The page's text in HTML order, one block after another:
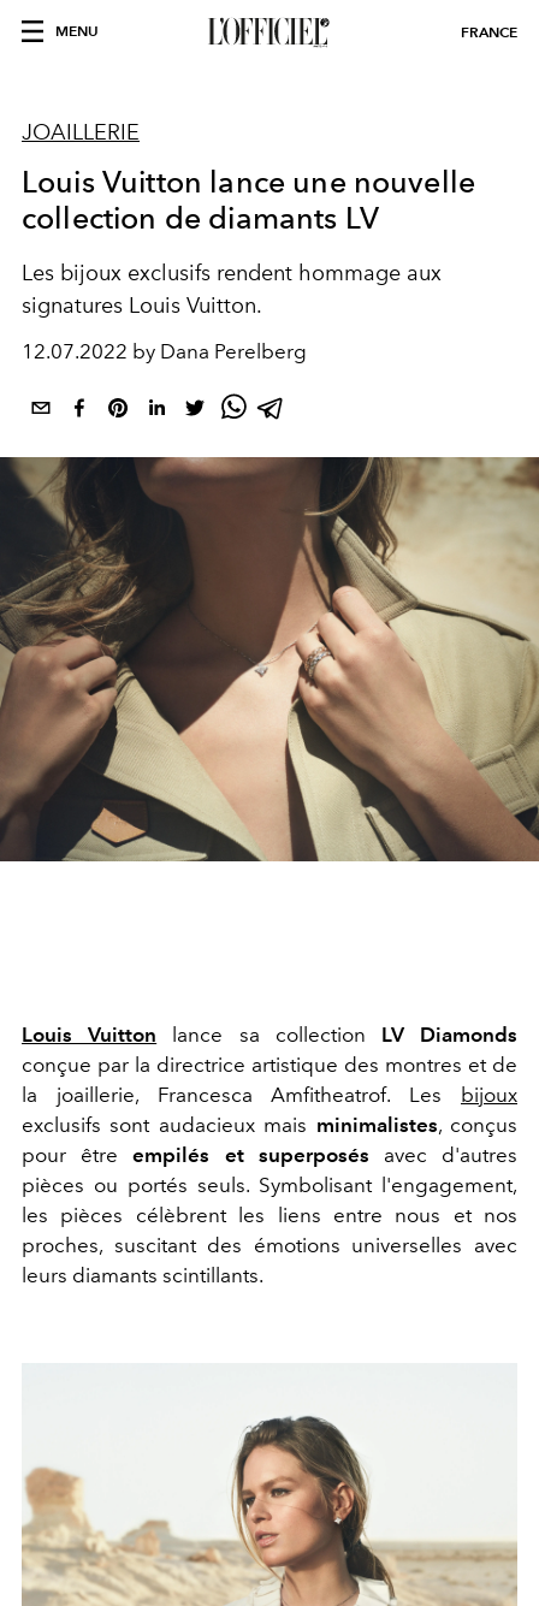
MENU FRANCE
JOAILLERIE
Louis Vuitton lance une nouvelle
collection de diamants LV
Les bijoux exclusifs rendent hommage aux
signatures Louis Vuitton.
12.07.2022 by Dana Perelberg
Louis Vuitton lance sa collection LV Diamonds
conçue par la directrice artistique des montres et de
la joaillerie, Francesca Amfitheatrof. Les bijoux
exclusifs sont audacieux mais minimalistes, conçus
pour êtreempilés et superposés avec d'autres
pièces ou portés seuls. Symbolisant l'engagement,
les pièces célèbrent les liens entre nous et nos
proches, suscitant des émotions universelles avec
leurs diamants scintillants.